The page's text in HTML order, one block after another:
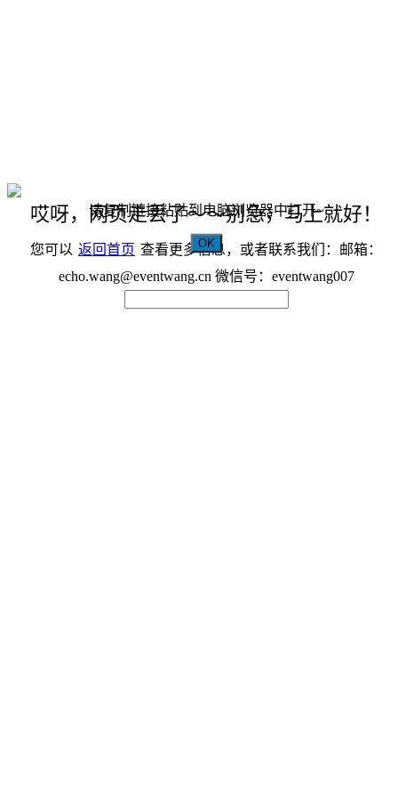
哎呀，网页走丢了～～别急，马上就好！
您可以 返回首页 查看更多信息，或者联系我们：邮箱：
echo.wang@eventwang.cn 微信号：eventwang007
请复制链接粘贴到电脑浏览器中打开~
OK